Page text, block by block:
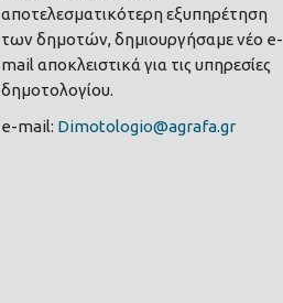
αποτελεσματικότερη εξυπηρέτηση
των δημοτών, δημιουργήσαμε νέο e-
mail αποκλειστικά για τις υπηρεσίες
δημοτολογίου.
e-mail: Dimotologio@agrafa.gr